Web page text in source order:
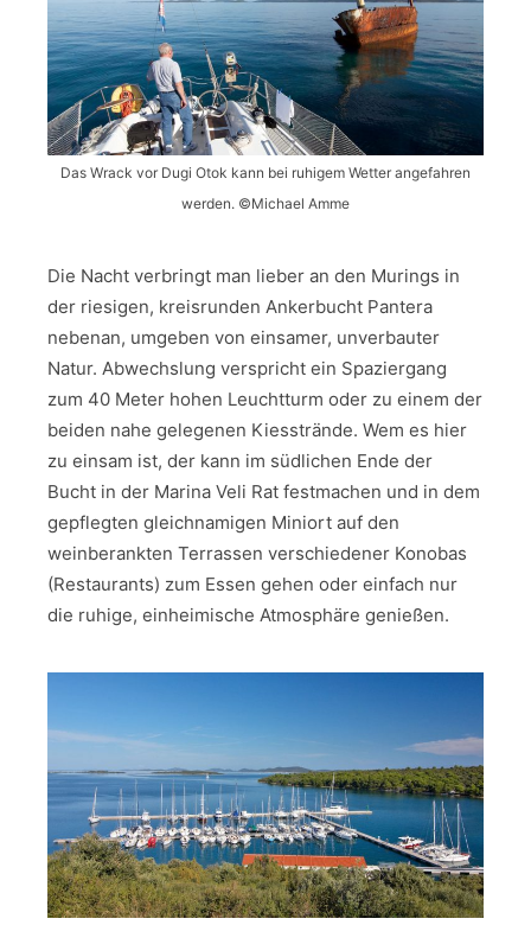
Das Wrack vor Dugi Otok kann bei ruhigem Wetter angefahren
werden. ©Michael Amme
Die Nacht verbringt man lieber an den Murings in
der riesigen, kreisrunden Ankerbucht Pantera
nebenan, umgeben von einsamer, unverbauter
Natur. Abwechslung verspricht ein Spaziergang
zum 40 Meter hohen Leuchtturm oder zu einem der
beiden nahe gelegenen Kiesstrände. Wem es hier
zu einsam ist, der kann im südlichen Ende der
Bucht in der Marina Veli Rat festmachen und in dem
gepflegten gleichnamigen Miniort auf den
weinberankten Terrassen verschiedener Konobas
(Restaurants) zum Essen gehen oder einfach nur
die ruhige, einheimische Atmosphäre genießen.